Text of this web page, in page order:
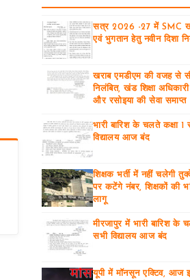
सत्र 2026 -27 में SMC
एवं भुगतान हेतु नवीन दिशा
खराब एमडीएम की वजह से
निलंबित, खंड शिक्षा
और रसोइया की सेवा समाप्त
भारी बारिश के चलते कक्षा
विद्यालय आज बंद
शिक्षक भर्ती में नहीं चलेगी
पर कटेंगे नंबर, शिक्षकों की
लागू
मीरजापुर में भारी बारिश
सभी विद्यालय आज बंद
यूपी में मॉनसून एक्टिव, आज